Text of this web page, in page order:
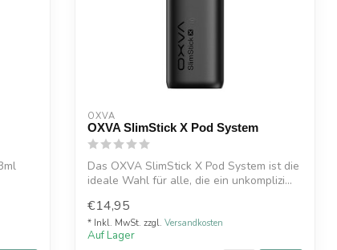
OXVA
OXVA SlimStick X Pod System
Das OXVA SlimStick X Pod System ist die
ideale Wahl für alle, die ein unkomplizi...
€14,95
* Inkl. MwSt. zzgl. Versandkosten
Auf Lager